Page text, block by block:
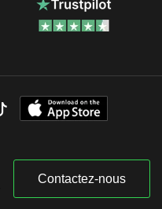
Contactez-nous